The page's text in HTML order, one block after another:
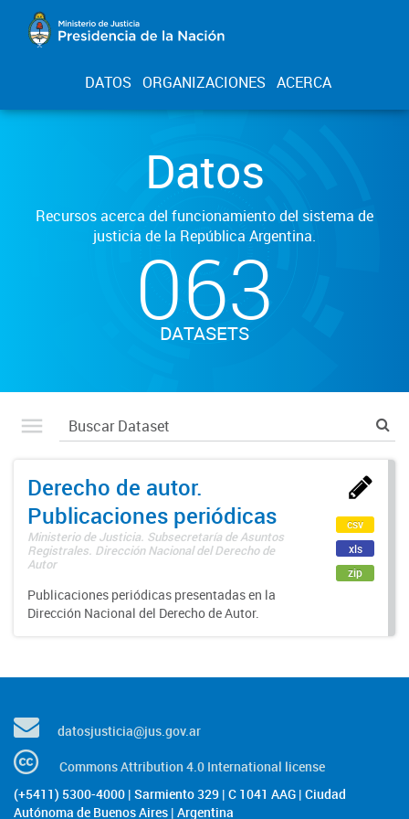
DATOS ORGANIZACIONES ACERCA
Datos
Recursos acerca del funcionamiento del sistema de
justicia de la República Argentina.
063
DATASETS
Derecho de autor.
Publicaciones periódicas
Ministerio de Justicia. Subsecretaría de Asuntos
Registrales. Dirección Nacional del Derecho de
Autor
Publicaciones periódicas presentadas en la
Dirección Nacional del Derecho de Autor.
csv
xls
zip
datosjusticia@jus.gov.ar
Commons Attribution 4.0 International license
(+5411) 5300-4000 | Sarmiento 329 | C 1041 AAG | Ciudad
Autónoma de Buenos Aires | Argentina